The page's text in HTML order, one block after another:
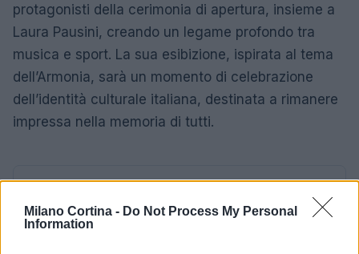
Milano Cortina - Do Not Process My Personal
Information
protagonisti della cerimonia di apertura, insieme a
Laura Pausini, creando un legame profondo tra
musica e sport. La sua esibizione, ispirata al tema
dell’Armonia, sarà un momento di celebrazione
dell’identità culturale italiana, destinata a rimanere
impressa nella memoria di tutti.
Susanna Cardinale
Susanna Cardinale ha ritrovato una serie di